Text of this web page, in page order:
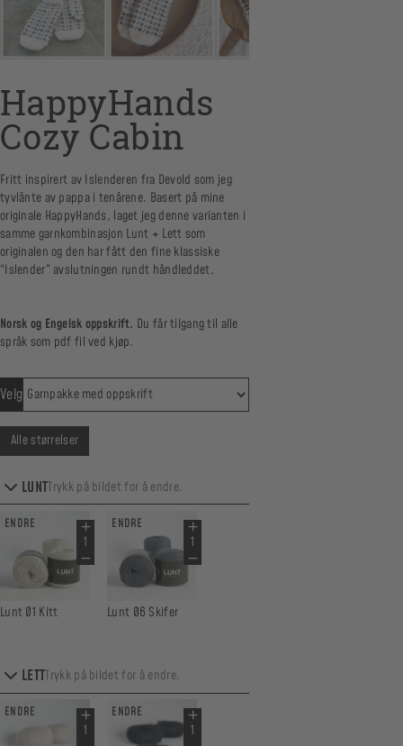
HappyHands
Cozy Cabin
Fritt inspirert av Islenderen fra Devold som jeg
tyvlånte av pappa i tenårene. Basert på mine
originale HappyHands, laget jeg denne varianten i
samme garnkombinasjon Lunt + Lett som
originalen og den har fått den fine klassiske
“Islender” avslutningen rundt håndleddet.
Norsk og Engelsk oppskrift. Du får tilgang til alle
språk som pdf fil ved kjøp.
Velg
Alle størrelser
LUNTTrykk på bildet for å endre.
ENDRE
Lunt 01 Kitt
ENDRE
Lunt 06 Skifer
LETTTrykk på bildet for å endre.
ENDRE ENDRE